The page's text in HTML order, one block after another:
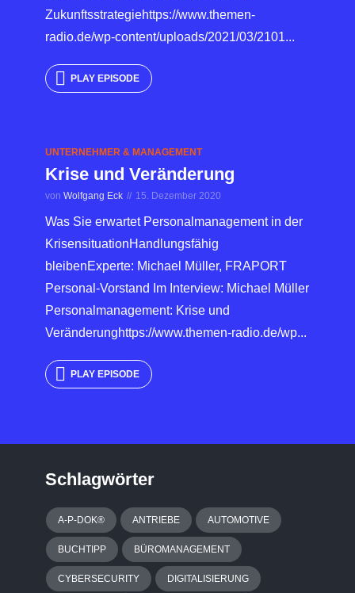
Zukunftsstrategiehttps://www.themen-
radio.de/wp-content/uploads/2021/03/2101...
PLAY EPISODE
UNTERNEHMER & MANAGEMENT
Krise und Veränderung
von Wolfgang Eck 15. Dezember 2020
Was Sie erwartet Personalmanagement in der
KrisensituationHandlungsfähig
bleibenExperte: Michael Müller, FRAPORT
Personal-Vorstand Im Interview: Michael Müller
Personalmanagement: Krise und
Veränderunghttps://www.themen-radio.de/wp...
PLAY EPISODE
Schlagwörter
A-P-DOK® ANTRIEBE AUTOMOTIVE
BUCHTIPP BÜROMANAGEMENT
CYBERSECURITY DIGITALISIERUNG